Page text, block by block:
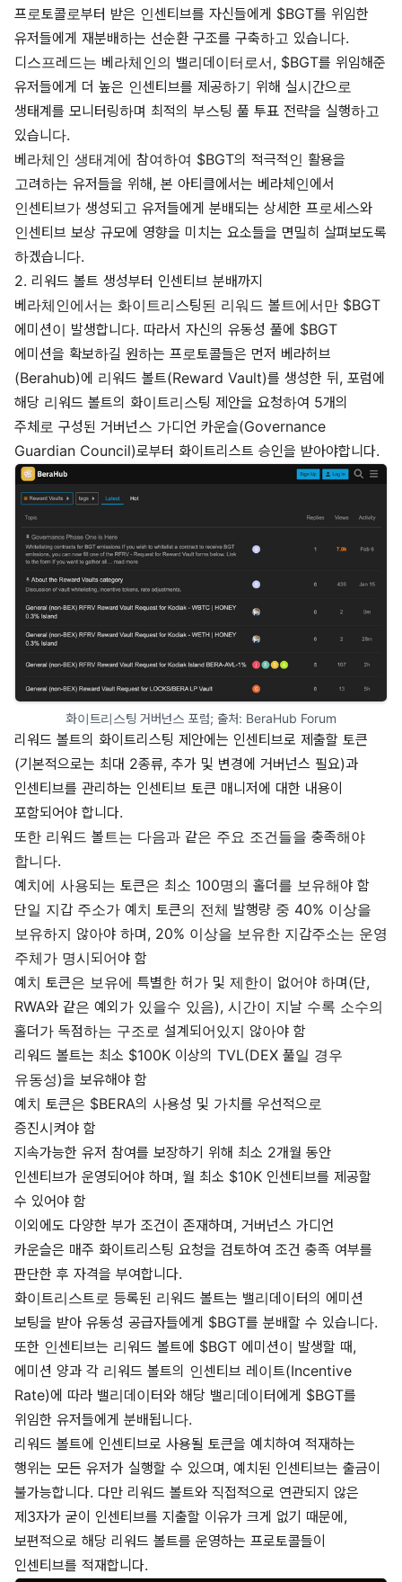
프로토콜로부터 받은 인센티브를 자신들에게 $BGT를 위임한
유저들에게 재분배하는 선순환 구조를 구축하고 있습니다.
디스프레드는 베라체인의 밸리데이터로서, $BGT를 위임해준
유저들에게 더 높은 인센티브를 제공하기 위해 실시간으로
생태계를 모니터링하며 최적의 부스팅 풀 투표 전략을 실행하고
있습니다.
베라체인 생태계에 참여하여 $BGT의 적극적인 활용을
고려하는 유저들을 위해, 본 아티클에서는 베라체인에서
인센티브가 생성되고 유저들에게 분배되는 상세한 프로세스와
인센티브 보상 규모에 영향을 미치는 요소들을 면밀히 살펴보도록
하겠습니다.
2. 리워드 볼트 생성부터 인센티브 분배까지
베라체인에서는 화이트리스팅된 리워드 볼트에서만 $BGT
에미션이 발생합니다. 따라서 자신의 유동성 풀에 $BGT
에미션을 확보하길 원하는 프로토콜들은 먼저 베라허브
(Berahub)에 리워드 볼트(Reward Vault)를 생성한 뒤, 포럼에
해당 리워드 볼트의 화이트리스팅 제안을 요청하여 5개의
주체로 구성된 거버넌스 가디언 카운슬(Governance
Guardian Council)로부터 화이트리스트 승인을 받아야합니다.
화이트리스팅 거버넌스 포럼; 출처: BeraHub Forum
리워드 볼트의 화이트리스팅 제안에는 인센티브로 제출할 토큰
(기본적으로는 최대 2종류, 추가 및 변경에 거버넌스 필요)과
인센티브를 관리하는 인센티브 토큰 매니저에 대한 내용이
포함되어야 합니다.
또한 리워드 볼트는 다음과 같은 주요 조건들을 충족해야
합니다.
예치에 사용되는 토큰은 최소 100명의 홀더를 보유해야 함
단일 지갑 주소가 예치 토큰의 전체 발행량 중 40% 이상을
보유하지 않아야 하며, 20% 이상을 보유한 지갑주소는 운영
주체가 명시되어야 함
예치 토큰은 보유에 특별한 허가 및 제한이 없어야 하며(단,
RWA와 같은 예외가 있을수 있음), 시간이 지날 수록 소수의
홀더가 독점하는 구조로 설계되어있지 않아야 함
리워드 볼트는 최소 $100K 이상의 TVL(DEX 풀일 경우
유동성)을 보유해야 함
예치 토큰은 $BERA의 사용성 및 가치를 우선적으로
증진시켜야 함
지속가능한 유저 참여를 보장하기 위해 최소 2개월 동안
인센티브가 운영되어야 하며, 월 최소 $10K 인센티브를 제공할
수 있어야 함
이외에도 다양한 부가 조건이 존재하며, 거버넌스 가디언
카운슬은 매주 화이트리스팅 요청을 검토하여 조건 충족 여부를
판단한 후 자격을 부여합니다.
화이트리스트로 등록된 리워드 볼트는 밸리데이터의 에미션
보팅을 받아 유동성 공급자들에게 $BGT를 분배할 수 있습니다.
또한 인센티브는 리워드 볼트에 $BGT 에미션이 발생할 때,
에미션 양과 각 리워드 볼트의 인센티브 레이트(Incentive
Rate)에 따라 밸리데이터와 해당 밸리데이터에게 $BGT를
위임한 유저들에게 분배됩니다.
리워드 볼트에 인센티브로 사용될 토큰을 예치하여 적재하는
행위는 모든 유저가 실행할 수 있으며, 예치된 인센티브는 출금이
불가능합니다. 다만 리워드 볼트와 직접적으로 연관되지 않은
제3자가 굳이 인센티브를 지출할 이유가 크게 없기 때문에,
보편적으로 해당 리워드 볼트를 운영하는 프로토콜들이
인센티브를 적재합니다.